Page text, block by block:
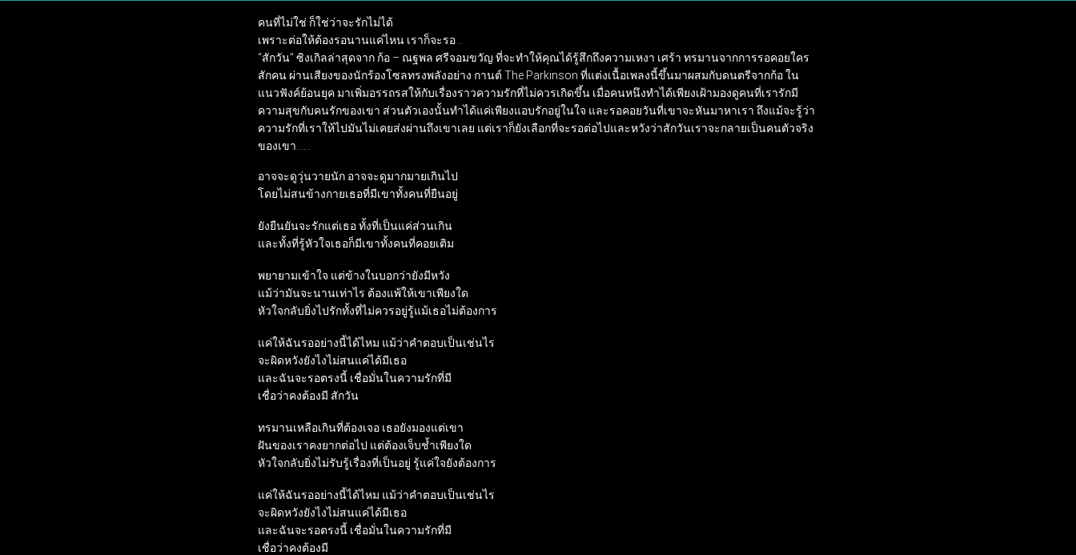
คนที่ไม่ใช่ ก็ใช่ว่าจะรักไม่ได้
เพราะต่อให้ต้องรอนานแค่ไหน เราก็จะรอ ..
“สักวัน” ซิงเกิลล่าสุดจาก ก้อ – ณฐพล ศรีจอมขวัญ ที่จะทำให้คุณได้รู้สึกถึงความเหงา เศร้า ทรมานจากการรอคอยใคร
สักคน ผ่านเสียงของนักร้องโซลทรงพลังอย่าง กานต์ The Parkinson ที่แต่งเนื้อเพลงนี้ขึ้นมาผสมกับดนตรีจากก้อ ใน
แนวฟังค์ย้อนยุค มาเพิ่มอรรถรสให้กับเรื่องราวความรักที่ไม่ควรเกิดขึ้น เมื่อคนหนึงทำได้เพียงเฝ้ามองดูคนที่เรารักมี
ความสุขกับคนรักของเขา ส่วนตัวเองนั้นทำได้แค่เพียงแอบรักอยู่ในใจ และรอคอยวันที่เขาจะหันมาหาเรา ถึงแม้จะรู้ว่า
ความรักที่เราให้ไปมันไม่เคยส่งผ่านถึงเขาเลย แต่เราก็ยังเลือกที่จะรอต่อไปและหวังว่าสักวันเราจะกลายเป็นคนตัวจริง
ของเขา......
อาจจะดูวุ่นวายนัก อาจจะดูมากมายเกินไป
โดยไม่สนข้างกายเธอที่มีเขาทั้งคนที่ยืนอยู่
ยังยืนยันจะรักแต่เธอ ทั้งที่เป็นแค่ส่วนเกิน
และทั้งที่รู้หัวใจเธอก็มีเขาทั้งคนที่คอยเติม
พยายามเข้าใจ แต่ข้างในบอกว่ายังมีหวัง
แม้ว่ามันจะนานเท่าไร ต้องแพ้ให้เขาเพียงใด
หัวใจกลับยิ่งไปรักทั้งที่ไม่ควรอยู่รู้แม้เธอไม่ต้องการ
แค่ให้ฉันรออย่างนี้ได้ไหม แม้ว่าคำตอบเป็นเช่นไร
จะผิดหวังยังไงไม่สนแค่ได้มีเธอ
และฉันจะรอตรงนี้ เชื่อมั่นในความรักที่มี
เชื่อว่าคงต้องมี สักวัน
ทรมานเหลือเกินที่ต้องเจอ เธอยังมองแต่เขา
ฝันของเราคงยากต่อไป แต่ต้องเจ็บช้ำเพียงใด
หัวใจกลับยิ่งไม่รับรู้เรื่องที่เป็นอยู่ รู้แค่ใจยังต้องการ
แค่ให้ฉันรออย่างนี้ได้ไหม แม้ว่าคำตอบเป็นเช่นไร
จะผิดหวังยังไงไม่สนแค่ได้มีเธอ
และฉันจะรอตรงนี้ เชื่อมั่นในความรักที่มี
เชื่อว่าคงต้องมี